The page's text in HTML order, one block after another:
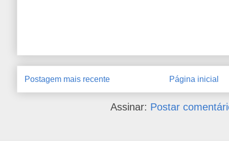
Postagem mais recente Página inicial
Assinar: Postar